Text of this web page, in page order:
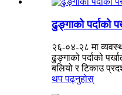
ढुङ्गाको पर्दाको
२६-०४-२८ मा
ढुङ्गाको पर्दाको
बलियो र टिकाउ
थप पढ्नुहोस्